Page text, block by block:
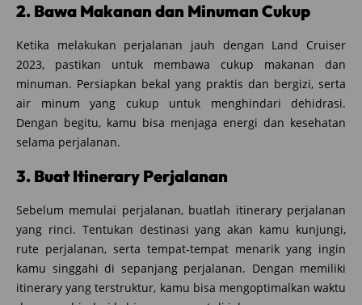
2. Bawa Makanan dan Minuman Cukup
Ketika melakukan perjalanan jauh dengan Land Cruiser
2023, pastikan untuk membawa cukup makanan dan
minuman. Persiapkan bekal yang praktis dan bergizi, serta
air minum yang cukup untuk menghindari dehidrasi.
Dengan begitu, kamu bisa menjaga energi dan kesehatan
selama perjalanan.
3. Buat Itinerary Perjalanan
Sebelum memulai perjalanan, buatlah itinerary perjalanan
yang rinci. Tentukan destinasi yang akan kamu kunjungi,
rute perjalanan, serta tempat-tempat menarik yang ingin
kamu singgahi di sepanjang perjalanan. Dengan memiliki
itinerary yang terstruktur, kamu bisa mengoptimalkan waktu